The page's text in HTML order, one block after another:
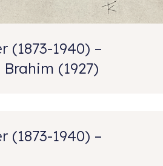
(1873-1940) –
(1927)
(1873-1940) –